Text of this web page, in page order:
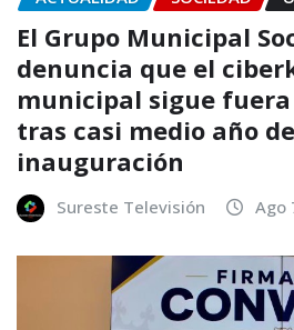
El Grupo Municipal
denuncia que el
municipal sigue
tras casi medio año
inauguración
Sureste Televisión Ago